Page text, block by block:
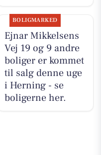
BOLIGMARKED
Ejnar Mikkelsens
Vej 19 og 9 andre
boliger er kommet
til salg denne uge
i Herning - se
boligerne her.